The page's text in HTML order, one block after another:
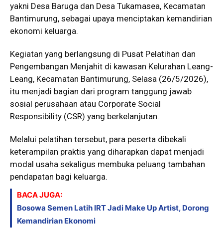
yakni Desa Baruga dan Desa Tukamasea, Kecamatan
Bantimurung, sebagai upaya menciptakan kemandirian
ekonomi keluarga.
Kegiatan yang berlangsung di Pusat Pelatihan dan
Pengembangan Menjahit di kawasan Kelurahan Leang-
Leang, Kecamatan Bantimurung, Selasa (26/5/2026),
itu menjadi bagian dari program tanggung jawab
sosial perusahaan atau Corporate Social
Responsibility (CSR) yang berkelanjutan.
Melalui pelatihan tersebut, para peserta dibekali
keterampilan praktis yang diharapkan dapat menjadi
modal usaha sekaligus membuka peluang tambahan
pendapatan bagi keluarga.
BACA JUGA:
Bosowa Semen Latih IRT Jadi Make Up Artist, Dorong
Kemandirian Ekonomi